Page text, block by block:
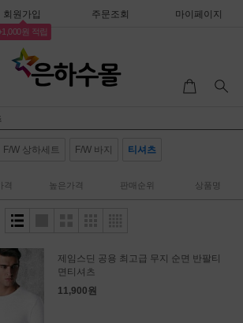
회원가입
원 적립
주문조회 마이페이지
F/W 상하세트 F/W 바지 티셔츠
격 높은가격 판매순위 상품명
제임스딘 공용 최고급 무지 순면 반팔티
면티셔츠
11,900원